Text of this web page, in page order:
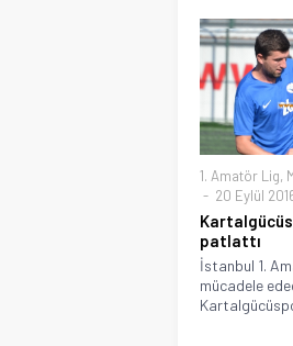
1. Amatör Lig,
20 Eylül
patlattı
İstanbul 1.
mücadele